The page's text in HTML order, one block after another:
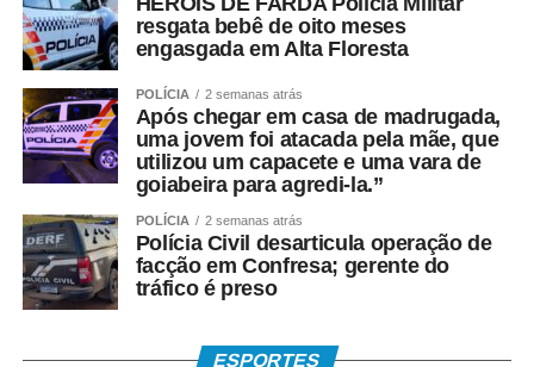
produtos turísticos e fortalecer nossos destinos.”
Durante o painel, os consultores da Copsfid Coltri Junior
e Ilson Sanches abordaram o tema “Reforma Tributária:
impactos e desafios nos municípios com potencial
turístico do estado”.
Especialista em Direito Empresarial e Processual, Ilson
Sanches explicou que, por determinação do presidente
do TCE-MT, conselheiro Sérgio Ricardo, o Tribunal
ampliou sua atuação orientativa para apoiar o estado e os
resgata bebê de oito meses
engasgada em Alta Floresta
POLÍCIA 2 semanas atrás
Após chegar em casa de madrugada,
uma jovem foi atacada pela mãe, que
utilizou um capacete e uma vara de
goiabeira para agredi-la.”
POLÍCIA 2 semanas atrás
Polícia Civil desarticula operação de
facção em Confresa; gerente do
tráfico é preso
ESPORTES